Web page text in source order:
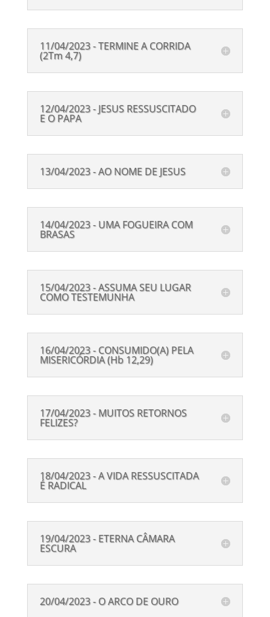
11/04/2023 - TERMINE A CORRIDA
(2Tm 4,7)
12/04/2023 - JESUS RESSUSCITADO
E O PAPA
13/04/2023 - AO NOME DE JESUS
14/04/2023 - UMA FOGUEIRA COM
BRASAS
15/04/2023 - ASSUMA SEU LUGAR
COMO TESTEMUNHA
16/04/2023 - CONSUMIDO(A) PELA
MISERICÓRDIA (Hb 12,29)
17/04/2023 - MUITOS RETORNOS
FELIZES?
18/04/2023 - A VIDA RESSUSCITADA
É RADICAL
19/04/2023 - ETERNA CÂMARA
ESCURA
20/04/2023 - O ARCO DE OURO